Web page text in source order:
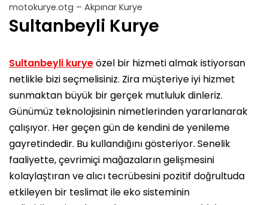
motokurye.otg – Akpınar Kurye
Sultanbeyli Kurye
Sultanbeyli kuryeözel bir hizmeti almak istiyorsan
netlikle bizi seçmelisiniz. Zira müşteriye iyi hizmet
sunmaktan büyük bir gerçek mutluluk dinleriz.
Günümüz teknolojisinin nimetlerinden yararlanarak
çalışıyor. Her geçen gün de kendini de yenileme
gayretindedir. Bu kullandığını gösteriyor. Senelik
faaliyette, çevrimiçi mağazaların gelişmesini
kolaylaştıran ve alıcı tecrübesini pozitif doğrultuda
etkileyen bir teslimat ile eko sisteminin